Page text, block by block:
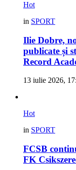
Hot
in SPORT
Ilie Dobre,
publicate și
Record
13 iulie 2026,
Hot
in SPORT
FCSB
FK